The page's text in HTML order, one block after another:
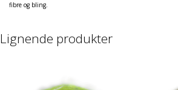
fibre og bling.
Lignende produkter